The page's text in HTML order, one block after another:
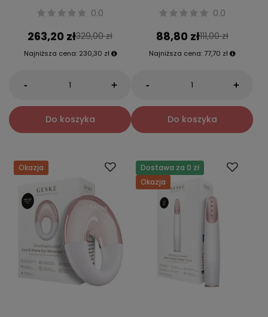
0.0
263,20 zł329,00 zł
Najniższa cena: 230,30 zł
- +
Do koszyka
0.0
88,80 zł111,00 zł
Najniższa cena: 77,70 zł
- +
Do koszyka
Okazja
Dostawa za 0 zł
Okazja